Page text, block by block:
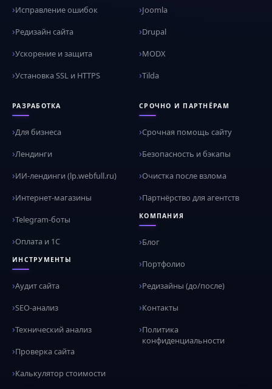
Исправление ошибок
Редизайн сайта
Ускорение и защита
Установка SSL и HTTPS
Joomla
Drupal
MODX
Tilda
РАЗРАБОТКА
Для бизнеса
Лендинги
ИИ-лендинги (lp.webfull.ru)
Интернет-магазины
Telegram-боты
Оплата и 1С
ИНСТРУМЕНТЫ
Аудит сайта
SEO-анализ
Технический анализ
Проверка сайта
Калькулятор стоимости
СРОЧНО И ПАРТНЁРАМ
Срочная помощь сайту
Безопасность и бэкапы
Очистка после взлома
Партнёрство для агентств
КОМПАНИЯ
Блог
Портфолио
Редизайны (до/после)
Контакты
Политика
конфиденциальности